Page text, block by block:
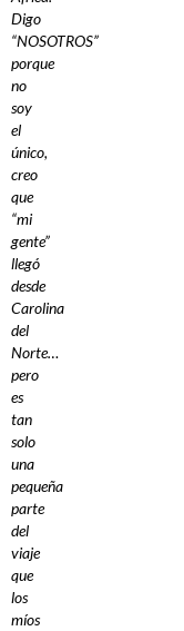
Digo
“NOSOTROS”
porque
no
soy
el
único,
creo
que
“mi
gente”
llegó
desde
Carolina
del
Norte…
pero
es
tan
solo
una
pequeña
parte
del
viaje
que
los
míos